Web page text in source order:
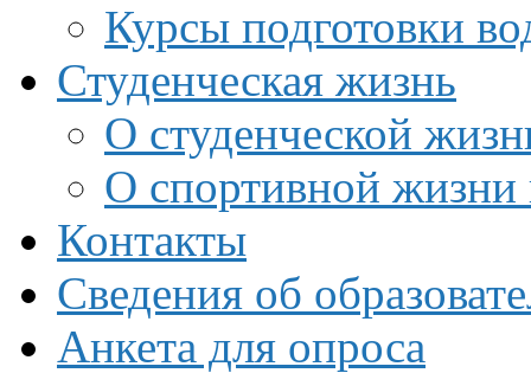
Курсы подготовки
Студенческая жизнь
О студенческой
О спортивной жизни
Контакты
Сведения об
Анкета для опроса